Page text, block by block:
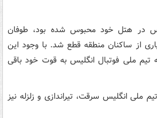
در هتل خود محبوس شده بود، طوفان
از ساکنان منطقه قطع شد. با وجود این
تیم ملی فوتبال انگلیس به قوت خود باقی
ملی انگلیس سرقت، تیراندازی و زلزله نیز